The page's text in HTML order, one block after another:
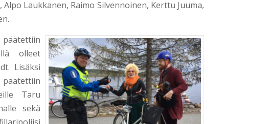
Laukkanen, Raimo Silvennoinen, Kerttu Juuma,
päätettiin
olleet
Lisäksi
päätettiin
Taru
sekä